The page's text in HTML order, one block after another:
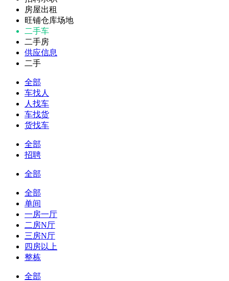
房屋出租
旺铺仓库场地
二手车
二手房
供应信息
二手
全部
车找人
人找车
车找货
货找车
全部
招聘
全部
全部
单间
一房一厅
二房N厅
三房N厅
四房以上
整栋
全部